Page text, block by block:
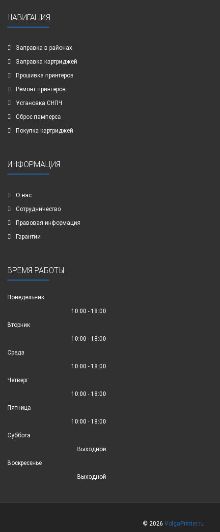
НАВИГАЦИЯ
Заправка в районах
Заправка картриджей
Прошивка принтеров
Ремонт принтеров
Установка СНПЧ
Сброс памперса
Покупка картриджей
ИНФОРМАЦИЯ
О нас
Сотрудничество
Правовая информация
Гарантии
ВРЕМЯ РАБОТЫ
Понедельник
10:00 - 18:00
Вторник
10:00 - 18:00
Среда
10:00 - 18:00
Четверг
10:00 - 18:00
Пятница
10:00 - 18:00
Суббота
Выходной
Воскресенье
Выходной
© 2026 VolgaPrinter.ru